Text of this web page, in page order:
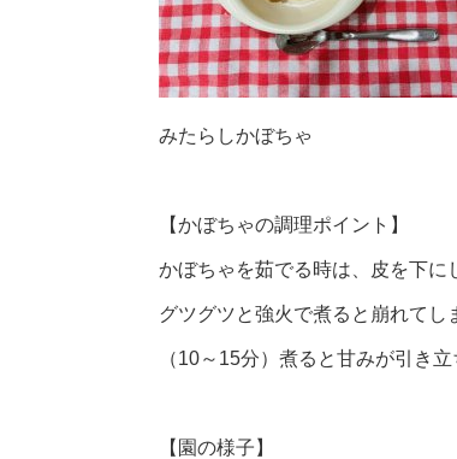
みたらしかぼちゃ
【かぼちゃの調理ポイント】
かぼちゃを茹でる時は、皮を下に
グツグツと強火で煮ると崩れてし
（10～15分）煮ると甘みが引き立
【園の様子】